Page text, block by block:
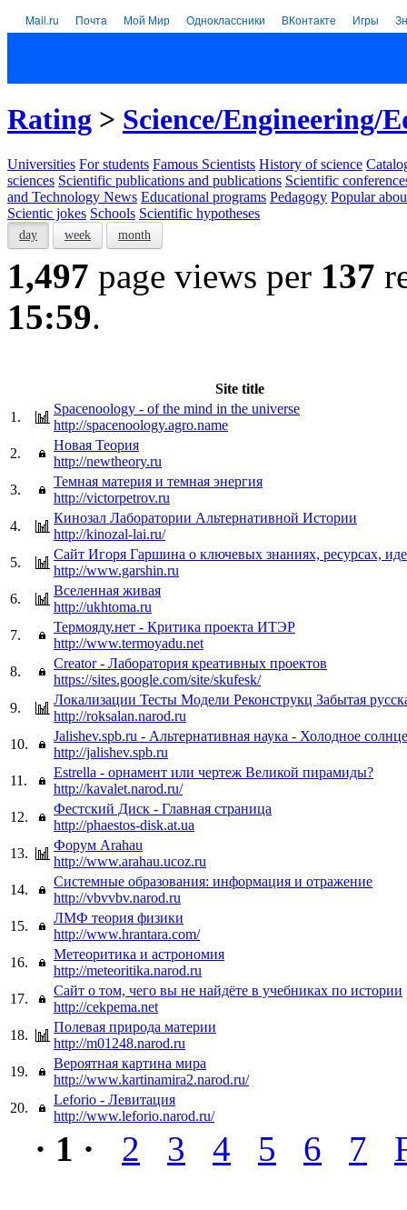
Mail.ru Почта Мой Мир Одноклассники ВКонтакте Игры
Rating > Science/Engineering/
Universities For students Famous Scientists History of science
sciences Scientific publications and publications Scientific
and Technology News Educational programs Pedagogy Popular
Scientic jokes Schools Scientific hypotheses
day week month
1,497 page views per 137
15:59.
Site title
1.
Spacenoology - of the mind in the universe
http://spacenoology.agro.name
2.
Новая Теория
http://newtheory.ru
3.
Темная материя и темная энергия
http://victorpetrov.ru
4.
Кинозал Лаборатории Альтернативной Истории
http://kinozal-lai.ru/
5.
Сайт Игоря Гаршина о ключевых знаниях, ресурсах,
http://www.garshin.ru
6.
Вселенная живая
http://ukhtoma.ru
7.
Термояду.нет - Критика проекта ИТЭР
http://www.termoyadu.net
8.
Creator - Лаборатория креативных проектов
https://sites.google.com/site/skufesk/
9.
Локализации Тесты Модели Реконструкц Забытая
http://roksalan.narod.ru
10.
Jalishev.spb.ru - Альтернативная наука - Холодное солнце
http://jalishev.spb.ru
11.
Estrella - орнамент или чертеж Великой пирамиды?
http://kavalet.narod.ru/
12.
Фестский Диск - Главная страница
http://phaestos-disk.at.ua
13.
Форум Arahau
http://www.arahau.ucoz.ru
14.
Системные образования: информация и отражение
http://vbvvbv.narod.ru
15.
ЛМФ теория физики
http://www.hrantara.com/
16.
Метеоритика и астрономия
http://meteoritika.narod.ru
17.
Сайт о том, чего вы не найдёте в учебниках по истории
http://cekpema.net
18.
Полевая природа материи
http://m01248.narod.ru
19.
Вероятная картина мира
http://www.kartinamira2.narod.ru/
20.
Leforio - Левитация
http://www.leforio.narod.ru/
· 1 · 2 3 4 5 6 7